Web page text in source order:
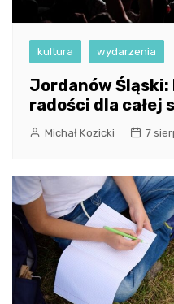
kultura wydarzenia
Jordanów Śląski:
radości dla całej
Michał Kozicki 7